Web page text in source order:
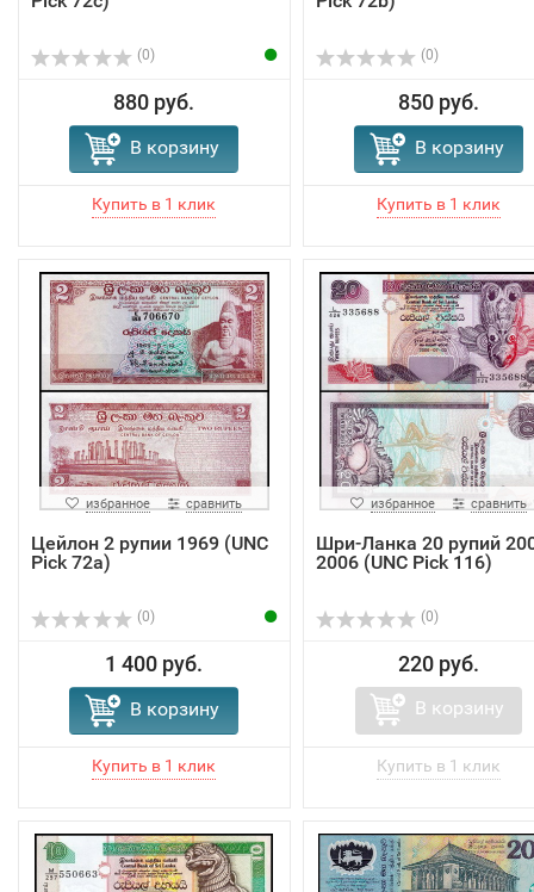
(0)
880 руб.
В корзину
(0)
850 руб.
В корзину
избранное сравнить
Цейлон 2 рупии 1969 (UNC
Pick 72a)
(0)
1 400 руб.
В корзину
избранное сравнить
Шри-Ланка 20 рупий
2006 (UNC Pick 116)
(0)
220 руб.
В корзину